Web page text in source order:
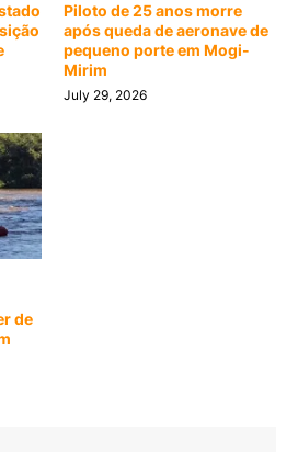
Piloto de 25 anos morre
após queda de aeronave de
pequeno porte em Mogi-
Mirim
July 29, 2026
de